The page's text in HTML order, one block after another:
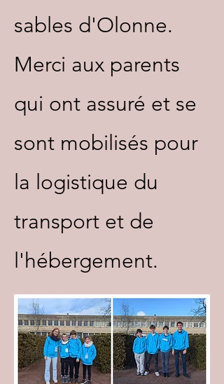
sables d'Olonne.
Merci aux parents
qui ont assuré et se
sont mobilisés pour
la logistique du
transport et de
l'hébergement.